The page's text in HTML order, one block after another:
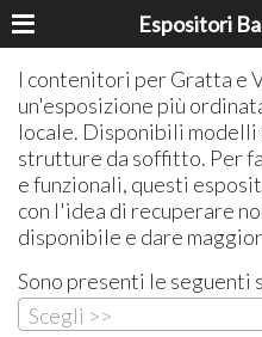
I contenitori per Gratta e
un'esposizione più
locale. Disponibili modelli
strutture da soffitto. Per
e funzionali, questi
con l'idea di recuperare
disponibile e dare
Sono presenti le
Scegli >>